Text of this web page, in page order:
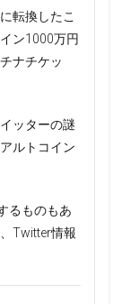
転換したこ
ン1000万円
ナチケッ
ッターの謎
ルトコイン
るものもあ
Twitter情報